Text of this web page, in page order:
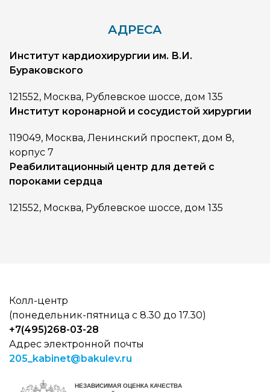
АДРЕСА
Институт кардиохирургии им. В.И.
Бураковского
121552, Москва, Рублевское шоссе, дом 135
Институт коронарной и сосудистой хирургии
119049, Москва, Ленинский проспект, дом 8,
корпус 7
Реабилитационный центр для детей с
пороками сердца
121552, Москва, Рублевское шоссе, дом 135
Колл-центр
(понедельник-пятница с 8.30 до 17.30)
+7(495)268-03-28
Адрес электронной почты
205_kabinet@bakulev.ru